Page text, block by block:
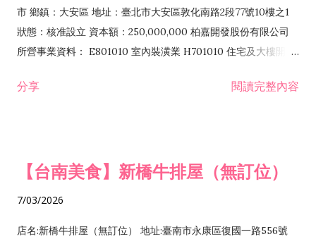
市 鄉鎮：大安區 地址：臺北市大安區敦化南路2段77號10樓之1
狀態：核准設立 資本額：250,000,000 柏嘉開發股份有限公司
所營事業資料： E801010 室內裝潢業 H701010 住宅及大樓開發
發業 H703090 不動產買賣業 H703100 不動產租賃業 I503010
分享 閱讀完整內容
【台南美食】新橋牛排屋（無訂位）
7/03/2026
店名:新橋牛排屋（無訂位） 地址:臺南市永康區復國一路556號